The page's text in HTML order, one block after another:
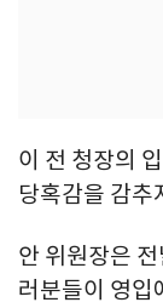
이 전 청장의
당혹감을 감추
안 위원장은
러분들이 영입